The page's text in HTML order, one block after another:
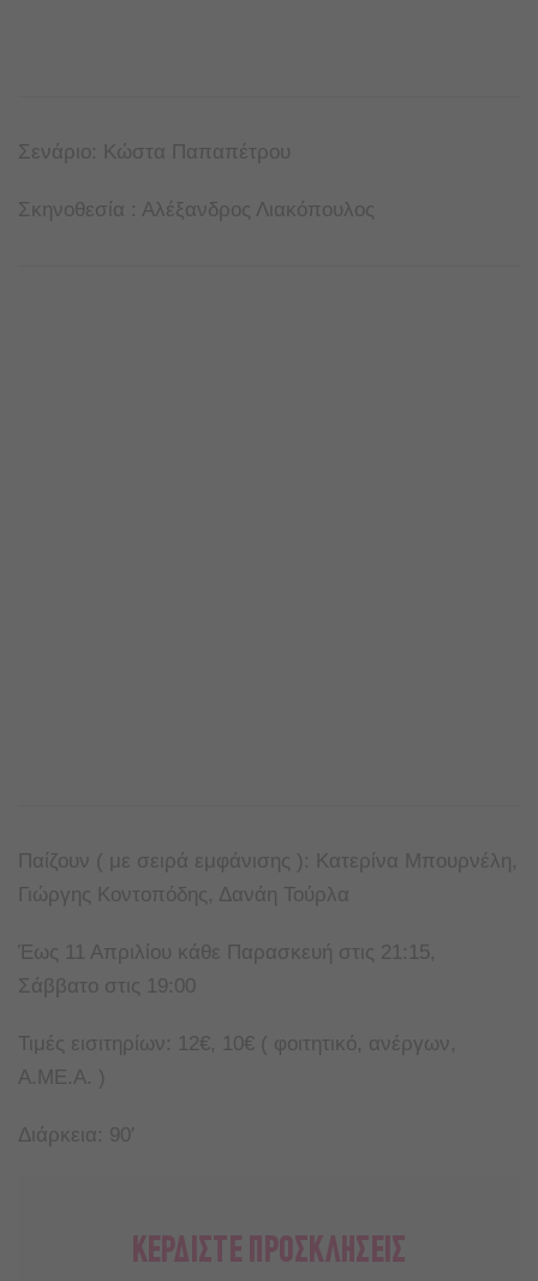
Σενάριο: Κώστα Παπαπέτρου
Σκηνοθεσία : Αλέξανδρος Λιακόπουλος
Παίζουν ( με σειρά εμφάνισης ): Κατερίνα Μπουρνέλη,
Γιώργης Κοντοπόδης, Δανάη Τούρλα
Έως 11 Απριλίου κάθε Παρασκευή στις 21:15,
Σάββατο στις 19:00
Τιμές εισιτηρίων: 12€, 10€ ( φοιτητικό, ανέργων,
Α.ΜΕ.Α. )
Διάρκεια: 90′
ΚΕΡΔΙΣΤΕ ΠΡΟΣΚΛΗΣΕΙΣ